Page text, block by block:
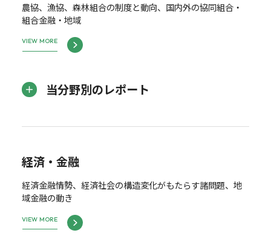
農協、漁協、森林組合の制度と動向、国内外の協同組合・
組合金融・地域
VIEW MORE
当分野別のレポート
経済・金融
経済金融情勢、経済社会の構造変化がもたらす諸問題、地
域金融の動き
VIEW MORE